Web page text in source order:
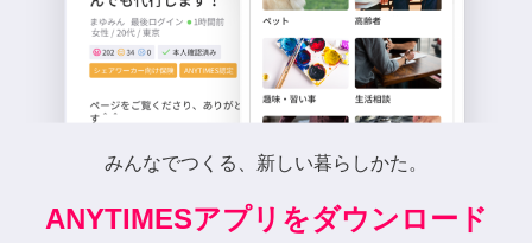
みんなでつくる、新しい暮らしかた。
ANYTIMESアプリをダウンロード